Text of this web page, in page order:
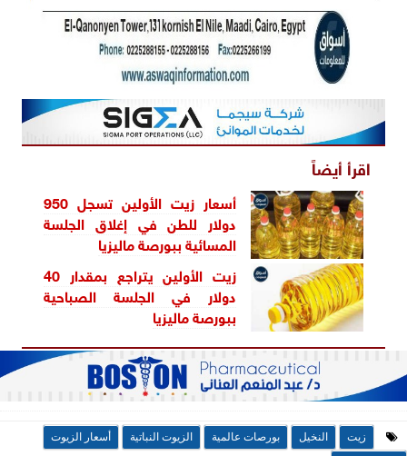
اقرأ أيضاً
أسعار زيت الأولين تسجل 950
دولار للطن في إغلاق الجلسة
المسائية ببورصة ماليزيا
زيت الأولين يتراجع بمقدار 40
دولار في الجلسة الصباحية
ببورصة ماليزيا
زيت النخيل بورصات عالمية الزيوت النباتية
أسعار الزيوت